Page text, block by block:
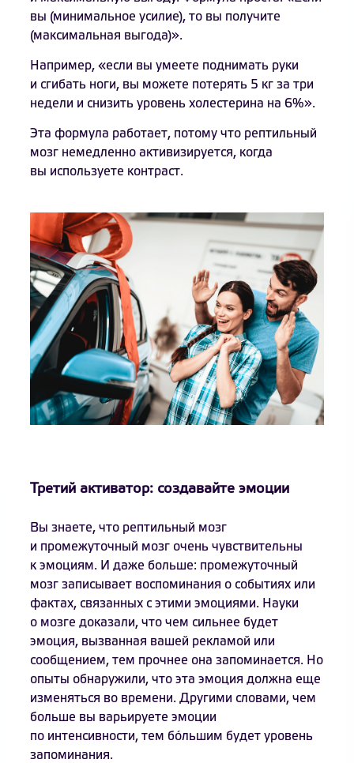
вы (минимальное усилие), то вы получите
(максимальная выгода)».
Например, «если вы умеете поднимать руки
и сгибать ноги, вы можете потерять 5 кг за три
недели и снизить уровень холестерина на 6%».
Эта формула работает, потому что рептильный
мозг немедленно активизируется, когда
вы используете контраст.
Третий активатор: создавайте эмоции
Вы знаете, что рептильный мозг
и промежуточный мозг очень чувствительны
к эмоциям. И даже больше: промежуточный
мозг записывает воспоминания о событиях или
фактах, связанных с этими эмоциями. Науки
о мозге доказали, что чем сильнее будет
эмоция, вызванная вашей рекламой или
сообщением, тем прочнее она запоминается. Но
опыты обнаружили, что эта эмоция должна еще
изменяться во времени. Другими словами, чем
больше вы варьируете эмоции
по интенсивности, тем бóльшим будет уровень
запоминания.